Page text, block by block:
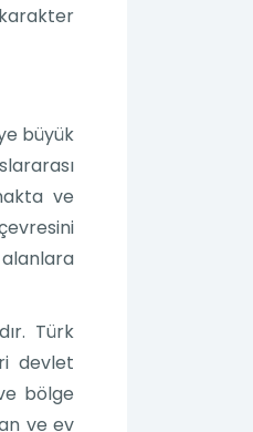
büyük
ve
Türk
devlet
bölge
ve ev